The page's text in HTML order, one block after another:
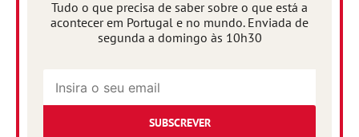
Tudo o que precisa de saber sobre o que está a
acontecer em Portugal e no mundo. Enviada de
segunda a domingo às 10h30
SUBSCREVER